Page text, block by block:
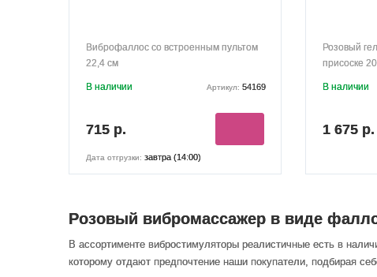
Виброфаллос со встроенным пультом
22,4 см
В наличии Артикул: 54169
715 р.
Дата отгрузки: завтра (14:00)
Розовый
присоске
В наличии
1 675 р.
Розовый вибромассажер в виде
В ассортименте вибростимуляторы реалистичные есть в
которому отдают предпочтение наши покупатели, подбирая